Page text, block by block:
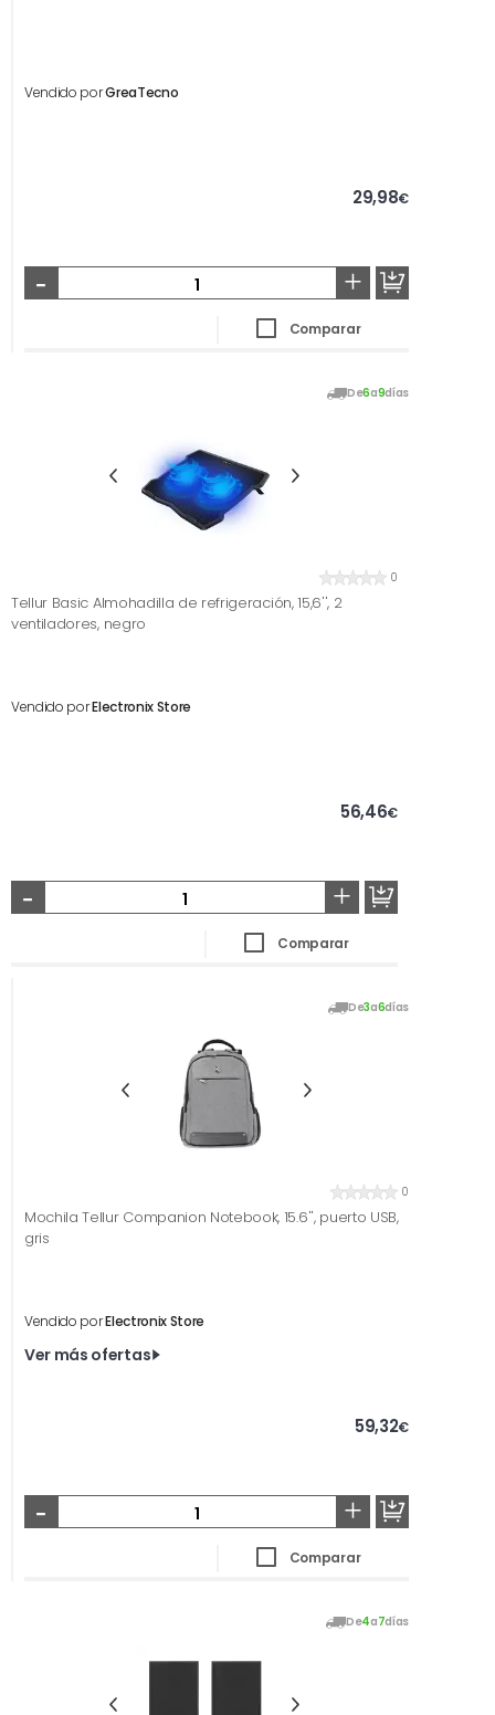
Vendido porGreaTecno
29,98€
- +
Comparar
De6a9días
0
Tellur Basic Almohadilla de refrigeración, 15,6'', 2
ventiladores, negro
Vendido porElectronix Store
56,46€
- +
Comparar
De3a6días
0
Mochila Tellur Companion Notebook, 15.6'', puerto USB,
gris
Vendido porElectronix Store
Ver más ofertas
59,32€
- +
Comparar
De4a7días